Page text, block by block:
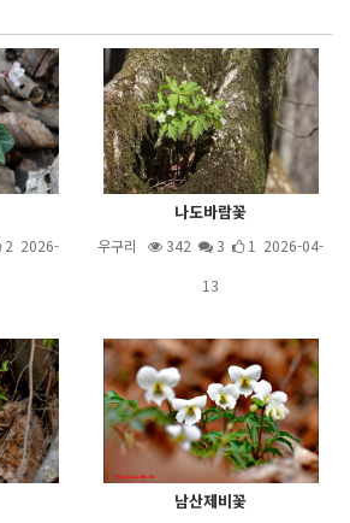
2 2026-
나도바람꽃
우구리 342 3
1 2026-04-
13
남산제비꽃